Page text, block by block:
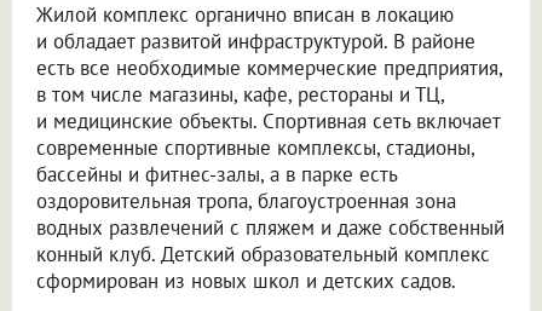
Жилой комплекс органично вписан в локацию
и обладает развитой инфраструктурой. В районе
есть все необходимые коммерческие предприятия,
в том числе магазины, кафе, рестораны и ТЦ,
и медицинские объекты. Спортивная сеть включает
современные спортивные комплексы, стадионы,
бассейны и фитнес-залы, а в парке есть
оздоровительная тропа, благоустроенная зона
водных развлечений с пляжем и даже собственный
конный клуб. Детский образовательный комплекс
сформирован из новых школ и детских садов.